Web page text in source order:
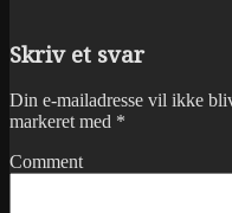
Skriv et svar
Din e-mailadresse vil ikke
markeret med *
Comment